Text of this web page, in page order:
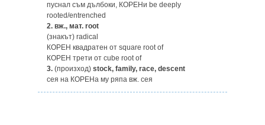
пуснал съм дълбоки, КОРЕНи be deeply
rooted/entrenched
2. вж., мат. root
(знакът) radical
КОРЕН квадратен от square root of
КОРЕН трети от cube root of
3. (произход) stock, family, race, descent
сея на КОРЕНа му ряпа вж. сея